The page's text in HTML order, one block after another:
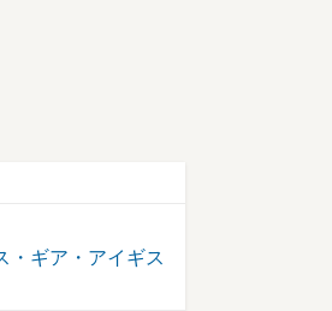
・ギア・アイギス